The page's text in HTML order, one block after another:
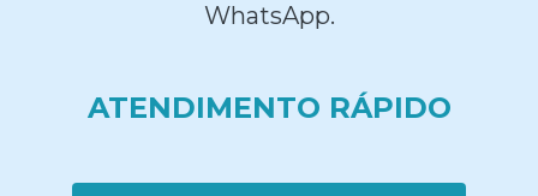
WhatsApp.
ATENDIMENTO RÁPIDO